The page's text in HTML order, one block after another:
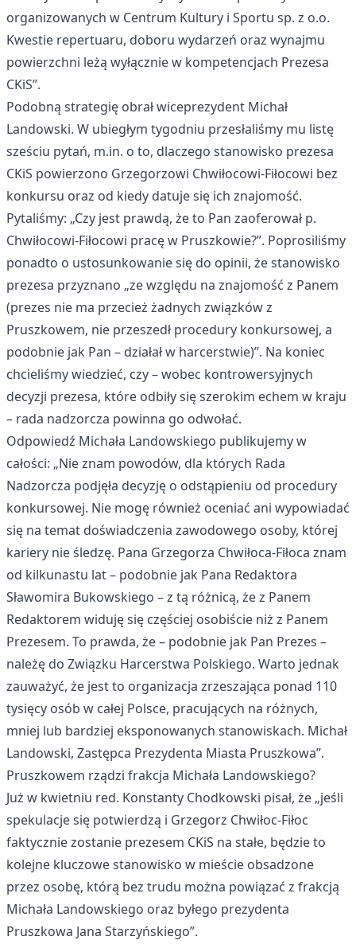
organizowanych w Centrum Kultury i Sportu sp. z o.o.
Kwestie repertuaru, doboru wydarzeń oraz wynajmu
powierzchni leżą wyłącznie w kompetencjach Prezesa
CKiS”.
Podobną strategię obrał wiceprezydent Michał
Landowski. W ubiegłym tygodniu przesłaliśmy mu listę
sześciu pytań, m.in. o to, dlaczego stanowisko prezesa
CKiS powierzono Grzegorzowi Chwiłocowi-Fiłocowi bez
konkursu oraz od kiedy datuje się ich znajomość.
Pytaliśmy: „Czy jest prawdą, że to Pan zaoferował p.
Chwiłocowi-Fiłocowi pracę w Pruszkowie?”. Poprosiliśmy
ponadto o ustosunkowanie się do opinii, że stanowisko
prezesa przyznano „ze względu na znajomość z Panem
(prezes nie ma przecież żadnych związków z
Pruszkowem, nie przeszedł procedury konkursowej, a
podobnie jak Pan – działał w harcerstwie)”. Na koniec
chcieliśmy wiedzieć, czy – wobec kontrowersyjnych
decyzji prezesa, które odbiły się szerokim echem w kraju
– rada nadzorcza powinna go odwołać.
Odpowiedź Michała Landowskiego publikujemy w
całości: „Nie znam powodów, dla których Rada
Nadzorcza podjęła decyzję o odstąpieniu od procedury
konkursowej. Nie mogę również oceniać ani wypowiadać
się na temat doświadczenia zawodowego osoby, której
kariery nie śledzę. Pana Grzegorza Chwiłoca-Fiłoca znam
od kilkunastu lat – podobnie jak Pana Redaktora
Sławomira Bukowskiego – z tą różnicą, że z Panem
Redaktorem widuję się częściej osobiście niż z Panem
Prezesem. To prawda, że – podobnie jak Pan Prezes –
należę do Związku Harcerstwa Polskiego. Warto jednak
zauważyć, że jest to organizacja zrzeszająca ponad 110
tysięcy osób w całej Polsce, pracujących na różnych,
mniej lub bardziej eksponowanych stanowiskach. Michał
Landowski, Zastępca Prezydenta Miasta Pruszkowa”.
Pruszkowem rządzi frakcja Michała Landowskiego?
Już w kwietniu red. Konstanty Chodkowski pisał, że „jeśli
spekulacje się potwierdzą i Grzegorz Chwiłoc-Fiłoc
faktycznie zostanie prezesem CKiS na stałe, będzie to
kolejne kluczowe stanowisko w mieście obsadzone
przez osobę, którą bez trudu można powiązać z frakcją
Michała Landowskiego oraz byłego prezydenta
Pruszkowa Jana Starzyńskiego”.